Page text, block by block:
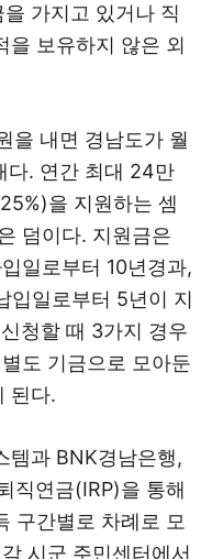
가지고 있거나 직
을 보유하지 않은 외
을 내면 경남도가 월
다. 연간 최대 24만
을 지원하는 셈
덤이다. 지원금은
일로부터 10년경과,
입일로부터 5년이 지
청할 때 3가지 경우
도 기금으로 모아둔
된다.
템과 BNK경남은행,
직연금(IRP)을 통해
구간별로 차례로 모
시군 주민센터에서